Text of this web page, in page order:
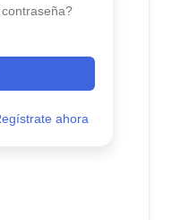
contraseña?
ahora